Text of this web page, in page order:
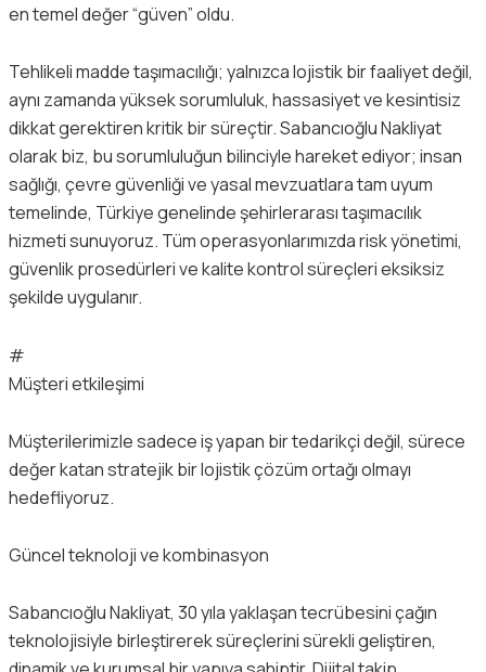
en temel değer “güven” oldu.
Tehlikeli madde taşımacılığı; yalnızca lojistik bir faaliyet değil,
aynı zamanda yüksek sorumluluk, hassasiyet ve kesintisiz
dikkat gerektiren kritik bir süreçtir. Sabancıoğlu Nakliyat
olarak biz, bu sorumluluğun bilinciyle hareket ediyor; insan
sağlığı, çevre güvenliği ve yasal mevzuatlara tam uyum
temelinde, Türkiye genelinde şehirlerarası taşımacılık
hizmeti sunuyoruz. Tüm operasyonlarımızda risk yönetimi,
güvenlik prosedürleri ve kalite kontrol süreçleri eksiksiz
şekilde uygulanır.
#
Müşteri etkileşimi
Müşterilerimizle sadece iş yapan bir tedarikçi değil, sürece
değer katan stratejik bir lojistik çözüm ortağı olmayı
hedefliyoruz.
Güncel teknoloji ve kombinasyon
Sabancıoğlu Nakliyat, 30 yıla yaklaşan tecrübesini çağın
teknolojisiyle birleştirerek süreçlerini sürekli geliştiren,